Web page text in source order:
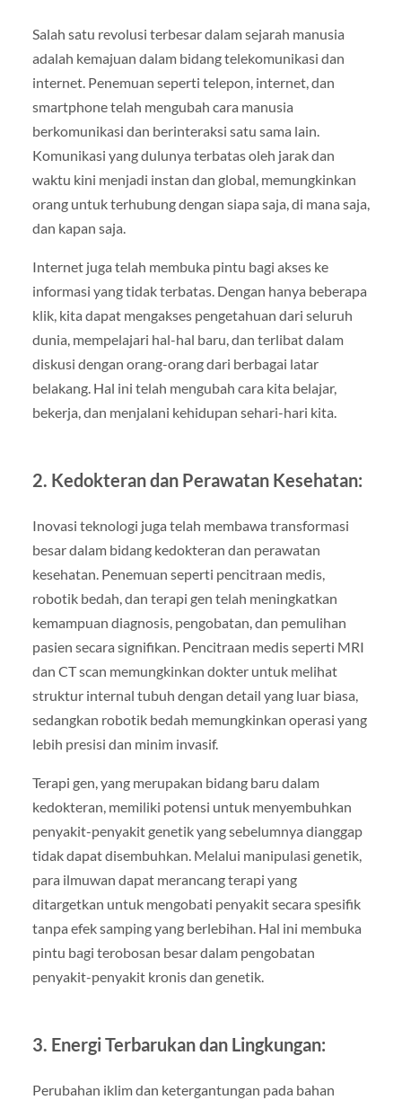
Salah satu revolusi terbesar dalam sejarah manusia
adalah kemajuan dalam bidang telekomunikasi dan
internet. Penemuan seperti telepon, internet, dan
smartphone telah mengubah cara manusia
berkomunikasi dan berinteraksi satu sama lain.
Komunikasi yang dulunya terbatas oleh jarak dan
waktu kini menjadi instan dan global, memungkinkan
orang untuk terhubung dengan siapa saja, di mana saja,
dan kapan saja.
Internet juga telah membuka pintu bagi akses ke
informasi yang tidak terbatas. Dengan hanya beberapa
klik, kita dapat mengakses pengetahuan dari seluruh
dunia, mempelajari hal-hal baru, dan terlibat dalam
diskusi dengan orang-orang dari berbagai latar
belakang. Hal ini telah mengubah cara kita belajar,
bekerja, dan menjalani kehidupan sehari-hari kita.
2. Kedokteran dan Perawatan Kesehatan:
Inovasi teknologi juga telah membawa transformasi
besar dalam bidang kedokteran dan perawatan
kesehatan. Penemuan seperti pencitraan medis,
robotik bedah, dan terapi gen telah meningkatkan
kemampuan diagnosis, pengobatan, dan pemulihan
pasien secara signifikan. Pencitraan medis seperti MRI
dan CT scan memungkinkan dokter untuk melihat
struktur internal tubuh dengan detail yang luar biasa,
sedangkan robotik bedah memungkinkan operasi yang
lebih presisi dan minim invasif.
Terapi gen, yang merupakan bidang baru dalam
kedokteran, memiliki potensi untuk menyembuhkan
penyakit-penyakit genetik yang sebelumnya dianggap
tidak dapat disembuhkan. Melalui manipulasi genetik,
para ilmuwan dapat merancang terapi yang
ditargetkan untuk mengobati penyakit secara spesifik
tanpa efek samping yang berlebihan. Hal ini membuka
pintu bagi terobosan besar dalam pengobatan
penyakit-penyakit kronis dan genetik.
3. Energi Terbarukan dan Lingkungan:
Perubahan iklim dan ketergantungan pada bahan